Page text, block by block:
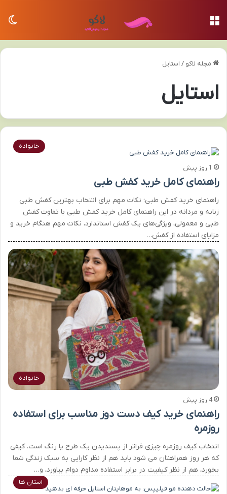
مجله لاکو / استایل
استایل
خانواده
1 روز پیش
راهنمای کامل خرید کفش طبی
راهنمای خرید کفش طبی؛ نکات مهم برای انتخاب بهترین کفش طبی
زنانه و مردانه در این راهنمای کامل خرید کفش طبی با تفاوت کفش
طبی و معمولی، ویژگی‌های یک کفش استاندارد، نکات مهم هنگام خرید و
مزایای استفاده از کفش…
خانواده
4 روز پیش
راهنمای خرید کیف دست دوز مناسب برای استفاده
روزمره
انتخاب کیف روزمره چیزی فراتر از پسندیدن یک طرح یا رنگ است. کیفی
که هر روز همراهتان می شود باید هم از نظر کارایی به سبک زندگی شما
بخورد، هم از نظر کیفیت در برابر استفاده مداوم دوام بیاورد، و…
استان ها